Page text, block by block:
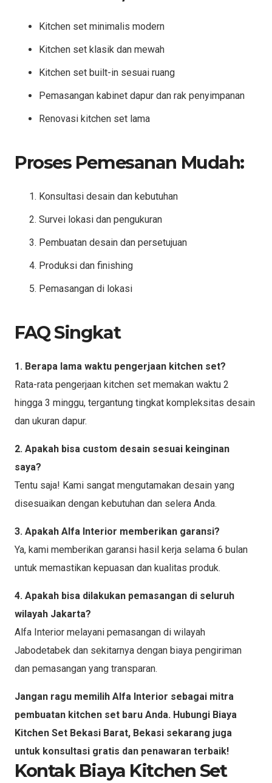
Kitchen set minimalis modern
Kitchen set klasik dan mewah
Kitchen set built-in sesuai ruang
Pemasangan kabinet dapur dan rak penyimpanan
Renovasi kitchen set lama
Proses Pemesanan Mudah:
Konsultasi desain dan kebutuhan
Survei lokasi dan pengukuran
Pembuatan desain dan persetujuan
Produksi dan finishing
Pemasangan di lokasi
FAQ Singkat
1. Berapa lama waktu pengerjaan kitchen set?
Rata-rata pengerjaan kitchen set memakan waktu 2
hingga 3 minggu, tergantung tingkat kompleksitas desain
dan ukuran dapur.
2. Apakah bisa custom desain sesuai keinginan
saya?
Tentu saja! Kami sangat mengutamakan desain yang
disesuaikan dengan kebutuhan dan selera Anda.
3. Apakah Alfa Interior memberikan garansi?
Ya, kami memberikan garansi hasil kerja selama 6 bulan
untuk memastikan kepuasan dan kualitas produk.
4. Apakah bisa dilakukan pemasangan di seluruh
wilayah Jakarta?
Alfa Interior melayani pemasangan di wilayah
Jabodetabek dan sekitarnya dengan biaya pengiriman
dan pemasangan yang transparan.
Jangan ragu memilih Alfa Interior sebagai mitra
pembuatan kitchen set baru Anda. Hubungi Biaya
Kitchen Set Bekasi Barat, Bekasi sekarang juga
untuk konsultasi gratis dan penawaran terbaik!
Kontak Biaya Kitchen Set